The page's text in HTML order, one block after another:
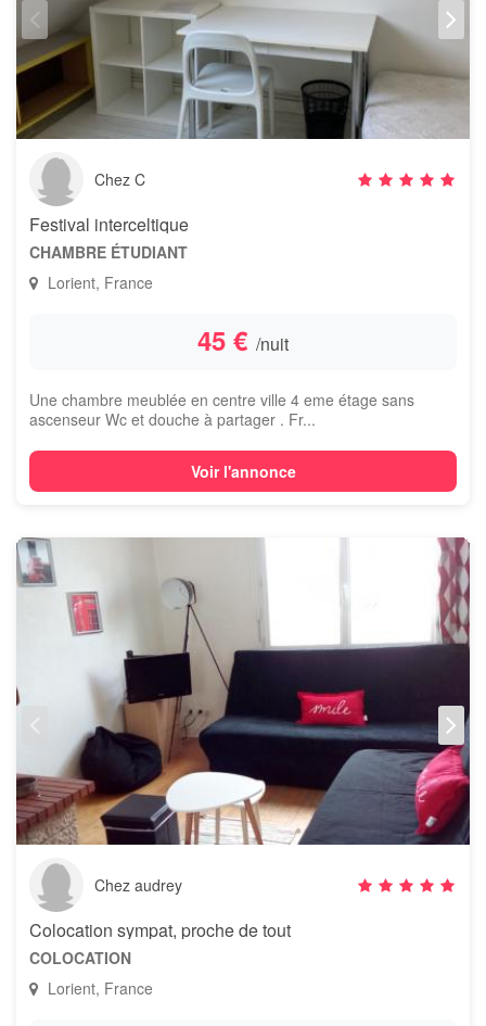
Chez C
Festival interceltique
CHAMBRE ÉTUDIANT
Lorient, France
45 € /nuit
Une chambre meublée en centre ville 4 eme étage sans
ascenseur Wc et douche à partager . Fr...
Voir l'annonce
Chez audrey
Colocation sympat, proche de tout
COLOCATION
Lorient, France